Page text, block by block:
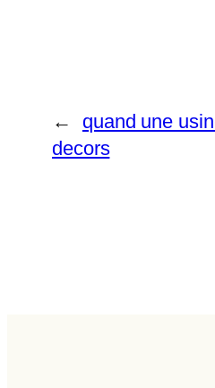
←
quand une
decors